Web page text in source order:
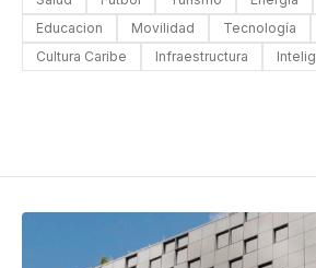
Educacion
Movilidad Tecnología
Cultura Caribe
Infraestructura